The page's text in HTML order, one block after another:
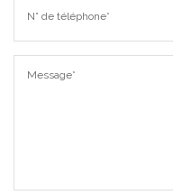
N° de téléphone*
Message*